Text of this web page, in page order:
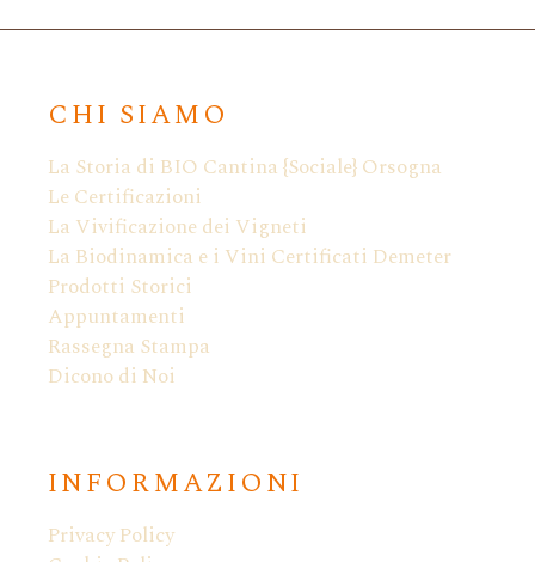
CHI SIAMO
La Storia di BIO Cantina {Sociale} Orsogna
Le Certificazioni
La Vivificazione dei Vigneti
La Biodinamica e i Vini Certificati Demeter
Prodotti Storici
Appuntamenti
Rassegna Stampa
Dicono di Noi
INFORMAZIONI
Privacy Policy